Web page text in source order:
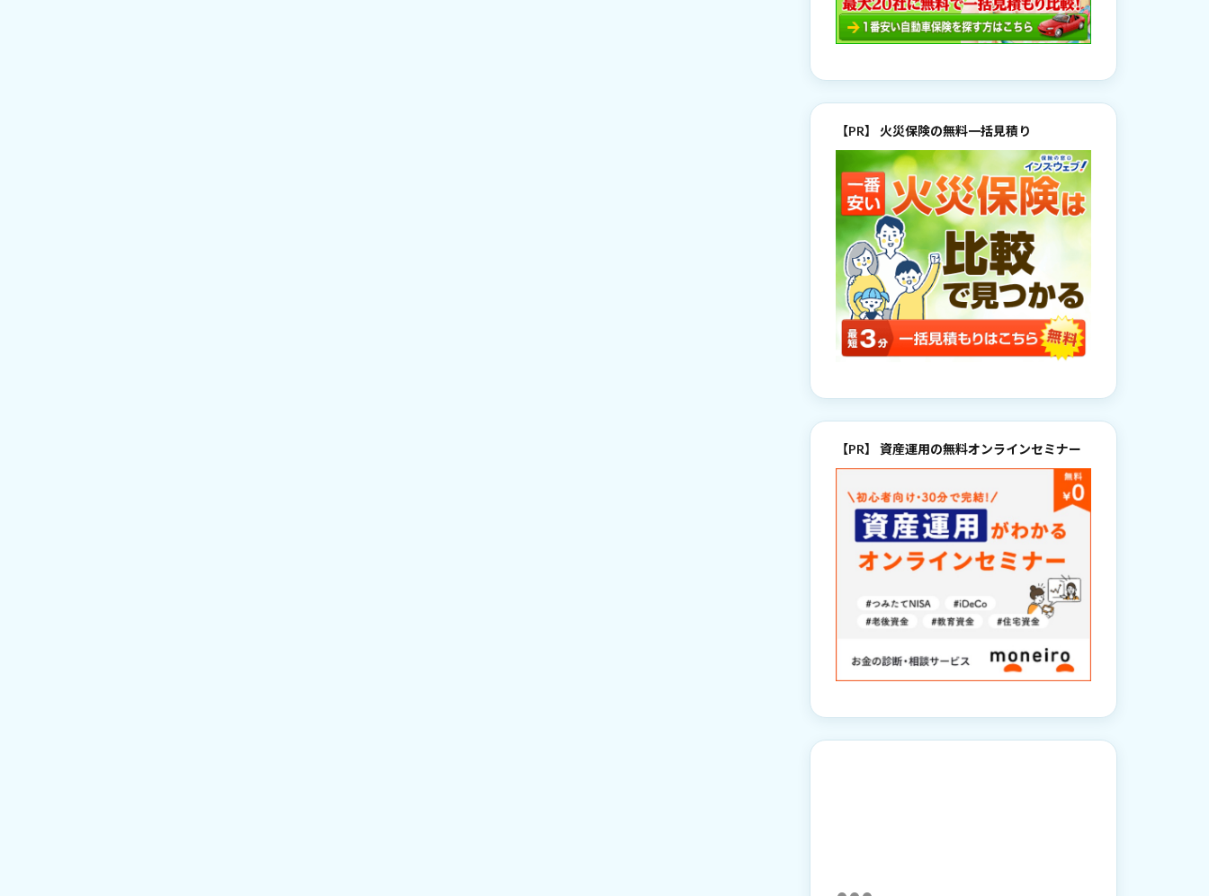
【PR】 火災保険の無料一括見積り
【PR】 資産運用の無料オンラインセミナー